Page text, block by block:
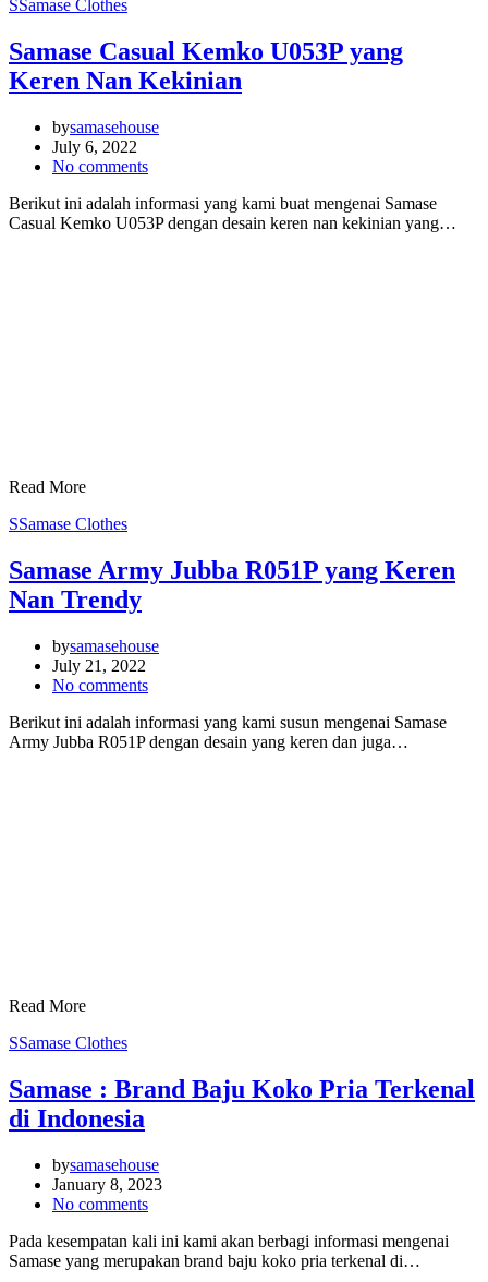
SSamase Clothes
Samase Casual Kemko U053P yang
Keren Nan Kekinian
bysamasehouse
July 6, 2022
No comments
Berikut ini adalah informasi yang kami buat mengenai Samase
Casual Kemko U053P dengan desain keren nan kekinian yang…
Read More
SSamase Clothes
Samase Army Jubba R051P yang Keren
Nan Trendy
bysamasehouse
July 21, 2022
No comments
Berikut ini adalah informasi yang kami susun mengenai Samase
Army Jubba R051P dengan desain yang keren dan juga…
Read More
SSamase Clothes
Samase : Brand Baju Koko Pria Terkenal
di Indonesia
bysamasehouse
January 8, 2023
No comments
Pada kesempatan kali ini kami akan berbagi informasi mengenai
Samase yang merupakan brand baju koko pria terkenal di…